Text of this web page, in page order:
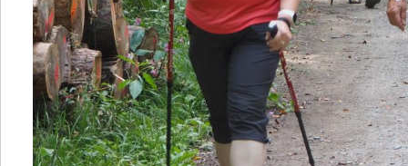
Links
Kontakt
Vorstand informiert
Klubnachrichten
Mundartweg